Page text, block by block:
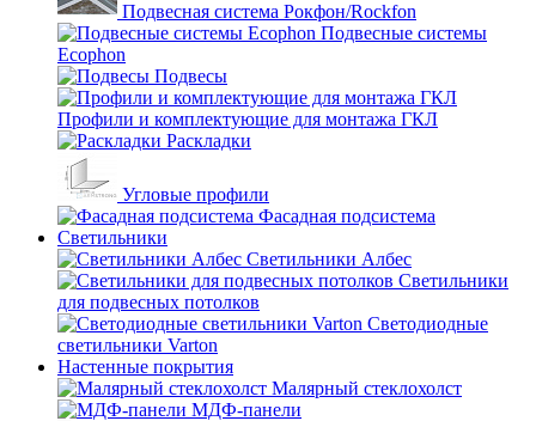
Подвесная система Рокфон/Rockfon
Подвесные системы
Ecophon
Подвесы
Профили и комплектующие для монтажа ГКЛ
Раскладки
Угловые профили
Фасадная подсистема
Светильники
Светильники Албес
Светильники
для подвесных потолков
Светодиодные
светильники Varton
Настенные покрытия
Малярный стеклохолст
МДФ-панели